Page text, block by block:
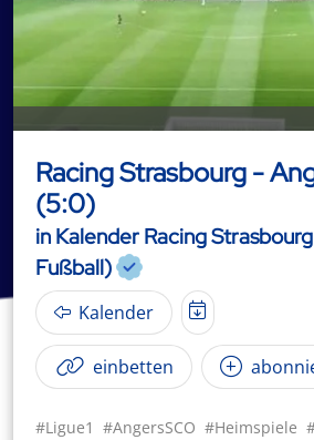
Racing Strasbourg -
(5:0)
in Kalender Racing
Fußball)
Kalender
einbetten
#Ligue1 #AngersSCO #Heimspiele